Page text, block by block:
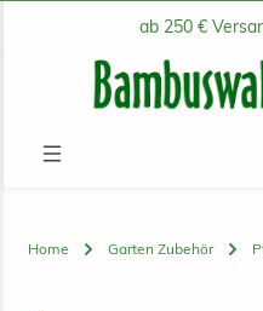
Zum Hauptinhalt springen
ab 250 €
Home Garten Zubehör